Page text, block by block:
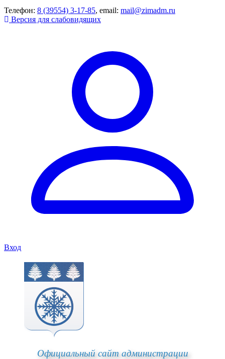
Телефон: 8 (39554) 3-17-85, email: mail@zimadm.ru
Версия для слабовидящих
Вход
Официальный сайт администрации